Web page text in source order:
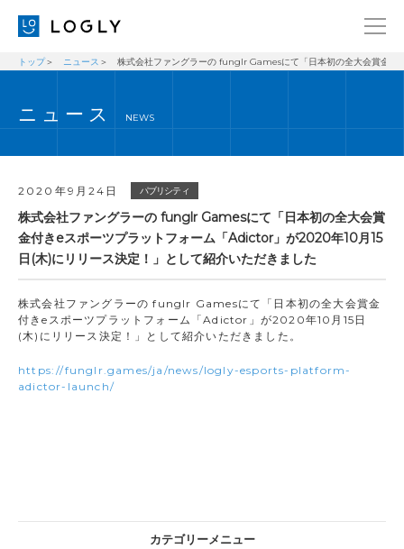
経営理念
ブログ
採用情報
IR
お問い合わせ
トップ ニュース 株式会社ファングラーの funglr Gamesにて「日本初の全大会賞金付
ニュース NEWS
2020年9月24日 パブリシティ
株式会社ファングラーの funglr Gamesにて「日本初の全大会賞
金付きeスポーツプラットフォーム「Adictor」が2020年10月15
日(木)にリリース決定！」として紹介いただきました
株式会社ファングラーの funglr Gamesにて「日本初の全大会賞金
付きeスポーツプラットフォーム「Adictor」が2020年10月15日
(木)にリリース決定！」として紹介いただきました。
https://funglr.games/ja/news/logly-esports-platform-
adictor-launch/